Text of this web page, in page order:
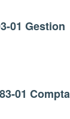
01 Gestion
01